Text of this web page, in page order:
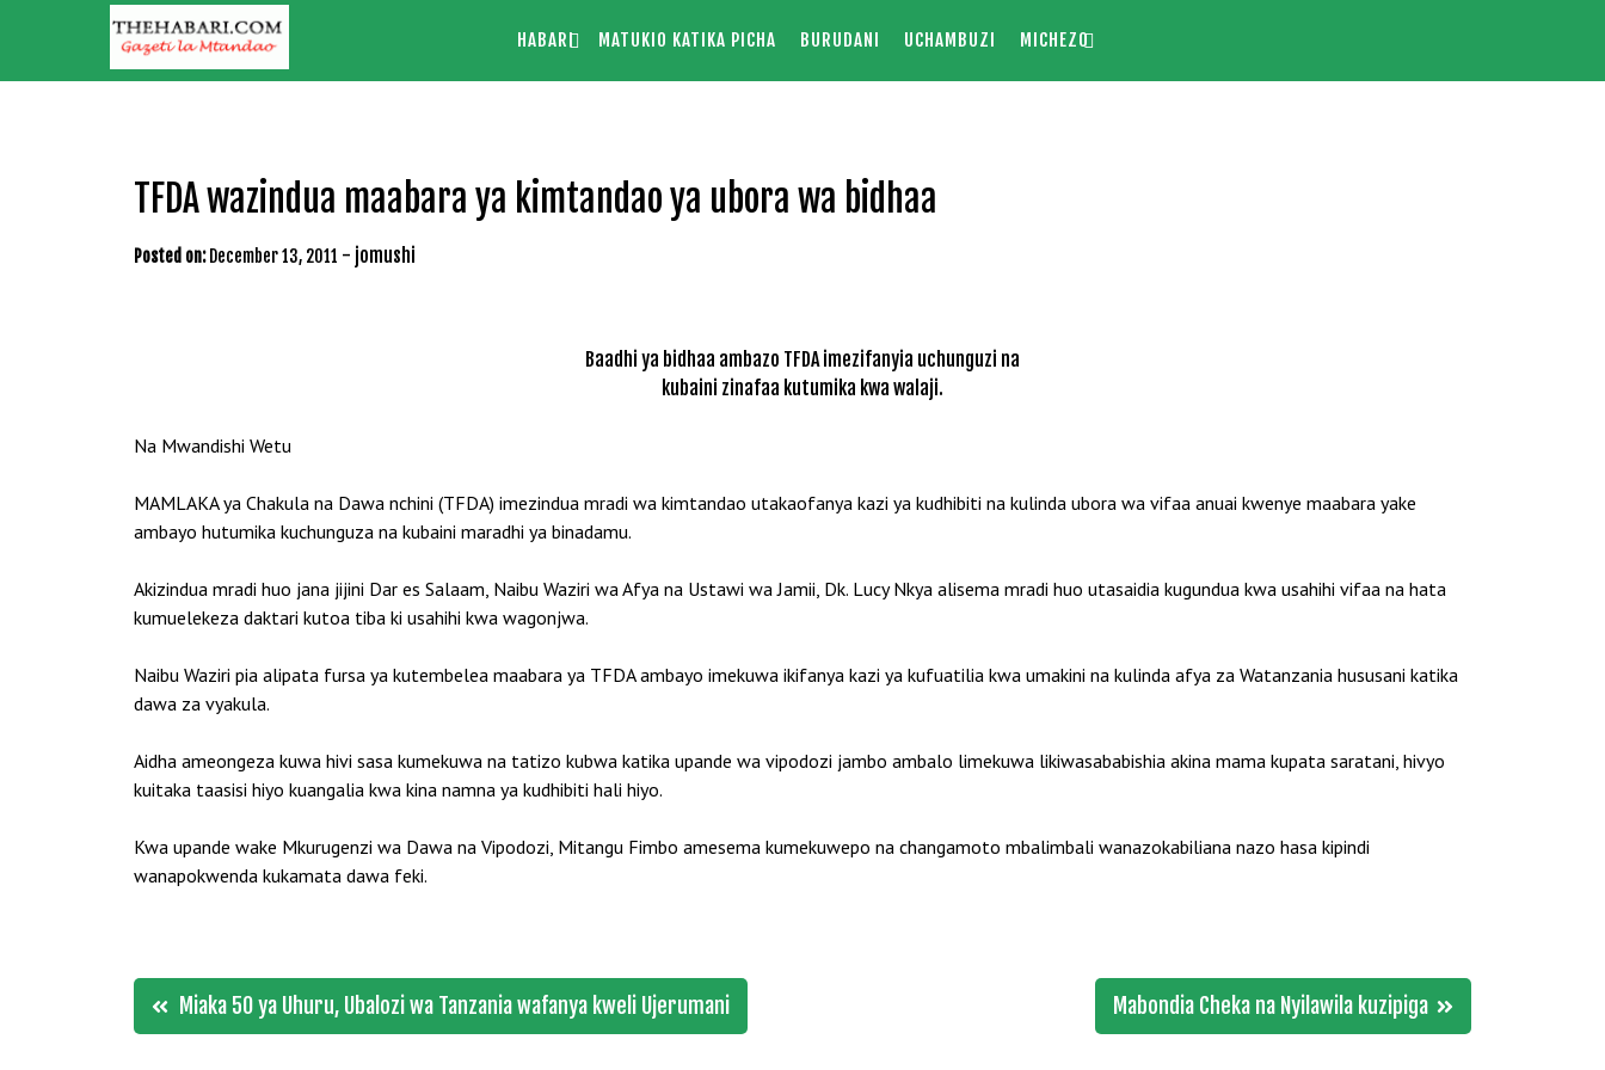
HABARI MATUKIO KATIKA PICHA BURUDANI UCHAMBUZI MICHEZO
TFDA wazindua maabara ya kimtandao ya ubora wa bidhaa
Posted on: December 13, 2011 - jomushi
Baadhi ya bidhaa ambazo TFDA imezifanyia uchunguzi na
kubaini zinafaa kutumika kwa walaji.
Na Mwandishi Wetu
MAMLAKA ya Chakula na Dawa nchini (TFDA) imezindua mradi wa kimtandao utakaofanya kazi ya kudhibiti na kulinda ubora wa vifaa anuai kwenye maabara yake
ambayo hutumika kuchunguza na kubaini maradhi ya binadamu.
Akizindua mradi huo jana jijini Dar es Salaam, Naibu Waziri wa Afya na Ustawi wa Jamii, Dk. Lucy Nkya alisema mradi huo utasaidia kugundua kwa usahihi vifaa na hata
kumuelekeza daktari kutoa tiba ki usahihi kwa wagonjwa.
Naibu Waziri pia alipata fursa ya kutembelea maabara ya TFDA ambayo imekuwa ikifanya kazi ya kufuatilia kwa umakini na kulinda afya za Watanzania hususani katika
dawa za vyakula.
Aidha ameongeza kuwa hivi sasa kumekuwa na tatizo kubwa katika upande wa vipodozi jambo ambalo limekuwa likiwasababishia akina mama kupata saratani, hivyo
kuitaka taasisi hiyo kuangalia kwa kina namna ya kudhibiti hali hiyo.
Kwa upande wake Mkurugenzi wa Dawa na Vipodozi, Mitangu Fimbo amesema kumekuwepo na changamoto mbalimbali wanazokabiliana nazo hasa kipindi
wanapokwenda kukamata dawa feki.
PostMiaka 50 ya Uhuru, Ubalozi wa Tanzania wafanya kweli Ujerumani Mabondia Cheka na Nyilawila kuzipiga